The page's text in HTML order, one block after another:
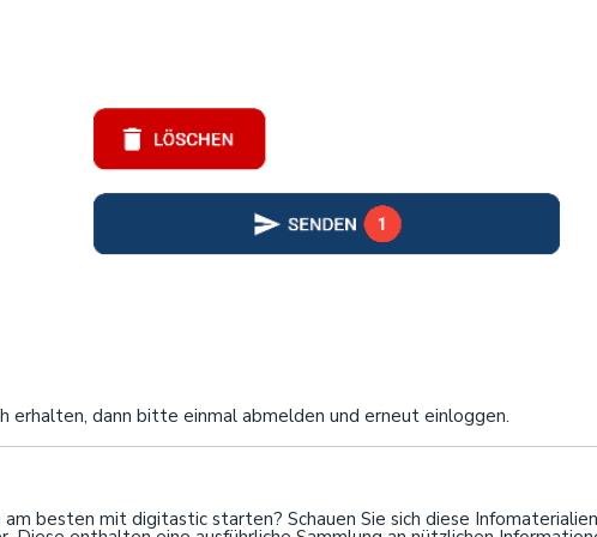
erhalten, dann bitte einmal abmelden und erneut einloggen.
besten mit digitastic starten? Schauen Sie sich diese